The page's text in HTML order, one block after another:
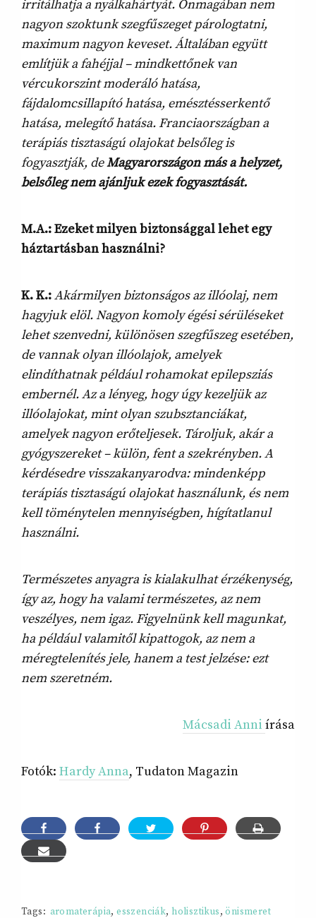
irritálhatja a nyálkahártyát. Önmagában nem
nagyon szoktunk szegfűszeget párologtatni,
maximum nagyon keveset. Általában együtt
említjük a fahéjjal – mindkettőnek van
vércukorszint moderáló hatása,
fájdalomcsillapító hatása, emésztésserkentő
hatása, melegítő hatása. Franciaországban a
terápiás tisztaságú olajokat belsőleg is
fogyasztják, deMagyarországon más a helyzet,
belsőleg nem ajánljuk ezek fogyasztását.
M.A.: Ezeket milyen biztonsággal lehet egy
háztartásban használni?
K. K.:Akármilyen biztonságos az illóolaj, nem
hagyjuk elöl. Nagyon komoly égési sérüléseket
lehet szenvedni, különösen szegfűszeg esetében,
de vannak olyan illóolajok, amelyek
elindíthatnak például rohamokat epilepsziás
embernél. Az a lényeg, hogy úgy kezeljük az
illóolajokat, mint olyan szubsztanciákat,
amelyek nagyon erőteljesek. Tároljuk, akár a
gyógyszereket – külön, fent a szekrényben. A
kérdésedre visszakanyarodva: mindenképp
terápiás tisztaságú olajokat használunk, és nem
kell töménytelen mennyiségben, hígítatlanul
használni.
Természetes anyagra is kialakulhat érzékenység,
így az, hogy ha valami természetes, az nem
veszélyes, nem igaz. Figyelnünk kell magunkat,
ha például valamitől kipattogok, az nem a
méregtelenítés jele, hanem a test jelzése: ezt
nem szeretném.
Mácsadi Anni írása
Fotók: Hardy Anna, Tudaton Magazin
Tags: aromaterápia,esszenciák,holisztikus,önismeret